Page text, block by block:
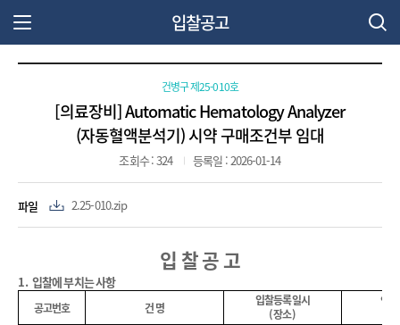
입찰공고
건병구 제25-010호
[의료장비] Automatic Hematology Analyzer
(자동혈액분석기) 시약 구매조건부 임대
조회수 : 324 등록일 : 2026-01-14
파일 2.25-010.zip
입 찰 공 고
1. 입찰에 부치는 사항
공고번호 건 명
입찰등록일시
(장소)
입